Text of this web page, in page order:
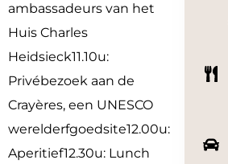
ambassadeurs van het
Huis Charles
Heidsieck11.10u:
Privébezoek aan de
Crayères, een UNESCO
werelderfgoedsite12.00u:
Aperitief12.30u: Lunch